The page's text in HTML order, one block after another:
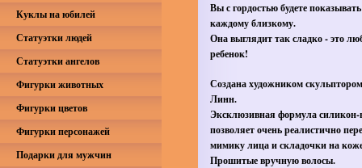
Вы с гордостью будете показывать
каждому близкому.
Она выглядит так сладко -это
ребенок!
Создана художником
Линн.
Эксклюзивная формула
позволяет оченьреалистично
мимику лица и складочки на
Прошитые вручную волосы.
Куклы на юбилей
Статуэтки людей
Статуэтки ангелов
Фигурки животных
Фигурки цветов
Фигурки персонажей
Подарки для мужчин